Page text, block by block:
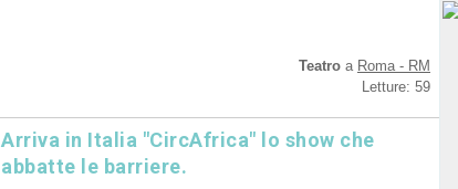
Teatro a Roma - RM
Letture: 59
Arriva in Italia "CircAfrica" lo show che
abbatte le barriere.